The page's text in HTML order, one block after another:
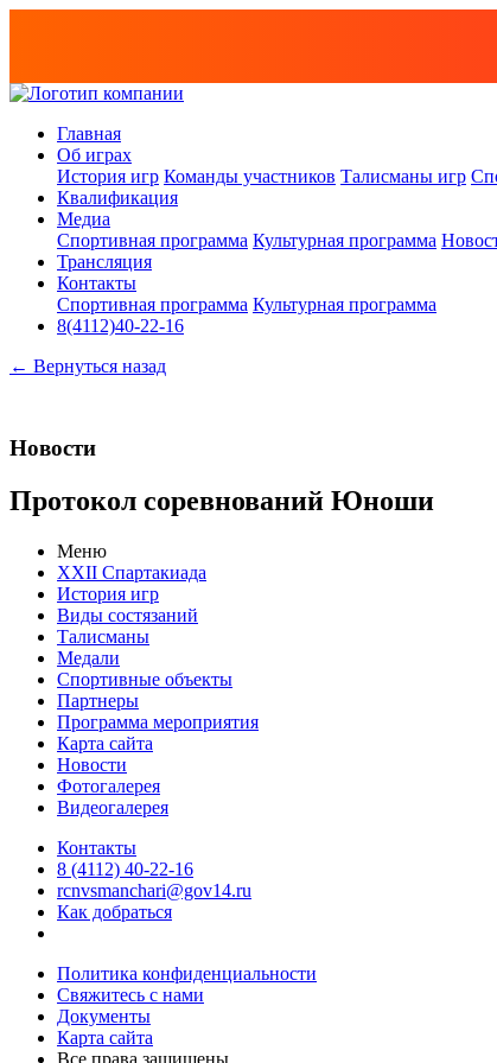
Главная
Об играх
История игр Команды участников Талисманы игр
Квалификация
Медиа
Спортивная программа Культурная программа
Трансляция
Контакты
Спортивная программа Культурная программа
8(4112)40-22-16
← Вернуться назад
Новости
Протокол соревнований Юноши
Меню
XXII Спартакиада
История игр
Виды состязаний
Талисманы
Медали
Спортивные объекты
Партнеры
Программа мероприятия
Карта сайта
Новости
Фотогалерея
Видеогалерея
Контакты
8 (4112) 40-22-16
rcnvsmanchari@gov14.ru
Как добраться
Политика конфиденциальности
Свяжитесь с нами
Документы
Карта сайта
Все права защищены